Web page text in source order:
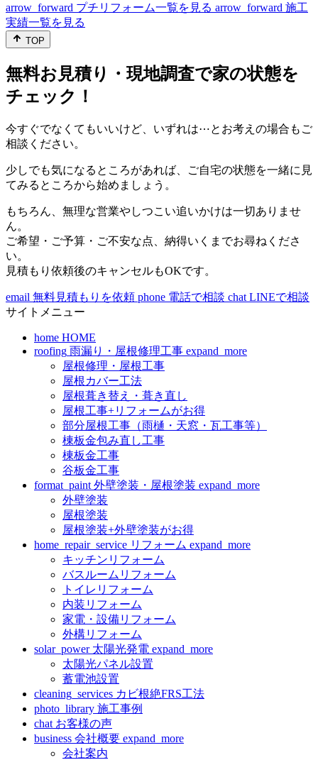
arrow_forward プチリフォーム一覧を見る arrow_forward 施工
実績一覧を見る
TOP
無料お見積り・現地調査で家の状態を
チェック！
今すぐでなくてもいいけど、いずれは⋯とお考えの場合もご
相談ください。
少しでも気になるところがあれば、ご自宅の状態を一緒に見
てみるところから始めましょう。
もちろん、無理な営業やしつこい追いかけは一切ありませ
ん。
ご希望・ご予算・ご不安な点、納得いくまでお尋ねくださ
い。
見積もり依頼後のキャンセルもOKです。
email 無料見積もりを依頼 phone 電話で相談 chat LINEで相談
サイトメニュー
home HOME
roofing 雨漏り・屋根修理工事 expand_more
屋根修理・屋根工事
屋根カバー工法
屋根葺き替え・葺き直し
屋根工事+リフォームがお得
部分屋根工事（雨樋・天窓・瓦工事等）
棟板金包み直し工事
棟板金工事
谷板金工事
format_paint 外壁塗装・屋根塗装 expand_more
外壁塗装
屋根塗装
屋根塗装+外壁塗装がお得
home_repair_service リフォーム expand_more
キッチンリフォーム
バスルームリフォーム
トイレリフォーム
内装リフォーム
家電・設備リフォーム
外構リフォーム
solar_power 太陽光発電 expand_more
太陽光パネル設置
蓄電池設置
cleaning_services カビ根絶FRS工法
photo_library 施工事例
chat お客様の声
business 会社概要 expand_more
会社案内